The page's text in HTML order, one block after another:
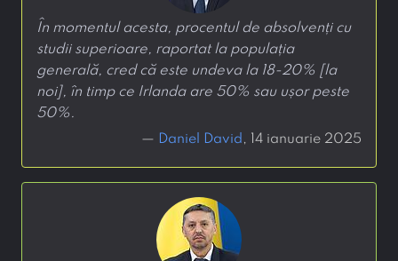
În momentul acesta, procentul de absolvenți cu
studii superioare, raportat la populația
generală, cred că este undeva la 18-20% [la
noi], în timp ce Irlanda are 50% sau ușor peste
50%.
— Daniel David , 14 ianuarie 2025